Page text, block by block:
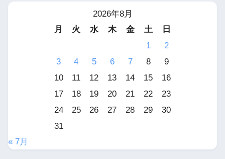
2026年8月
月
火 水 木 金 土
日
1
2
3
4 5 6 7 8
9
10
11 12 13 14 15
16
17
18 19 20 21 22
23
24
25 26 27 28 29
30
31
« 7月